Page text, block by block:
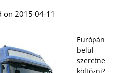
on 2015-04-11
Európán
belül
szeretne
költözni?